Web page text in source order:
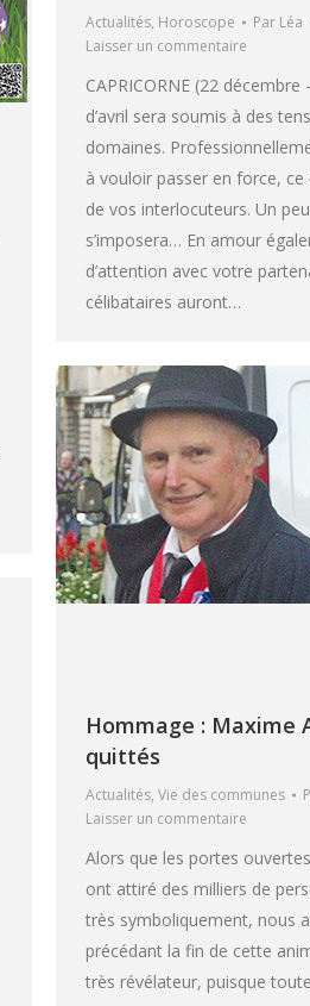
Actualités, Horoscope Par Léa
Laisser un commentaire
CAPRICORNE (22
d’avril sera soumis à des
domaines.
à vouloir passer en force,
de vos interlocuteurs. Un
s’imposera… En amour
d’attention avec votre
célibataires auront…
Hommage : Maxime
quittés
Actualités, Vie des communes
Laisser un commentaire
Alors que les portes
ont attiré des milliers de
très symboliquement, nous
précédant la fin de cette
très révélateur, puisque